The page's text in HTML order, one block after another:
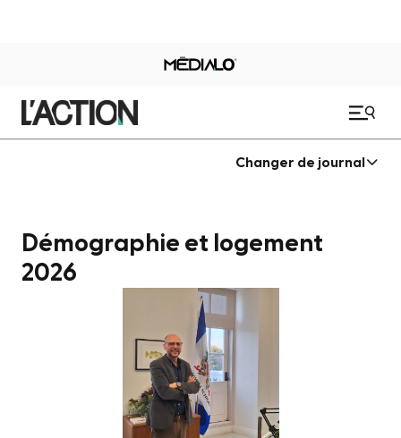
Changer de journal
Démographie et logement
2026